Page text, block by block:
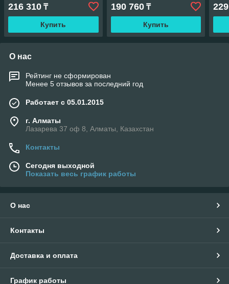
216 310 ₸
Купить
190 760₸
Купить
О нас
Рейтинг не сформирован
Менее 5 отзывов за последний год
Работает с 05.01.2015
г. Алматы
Лазарева 37 оф 8, Алматы, Казахстан
Контакты
Сегодня выходной
Показать весь график работы
О нас
Контакты
Доставка и оплата
График работы